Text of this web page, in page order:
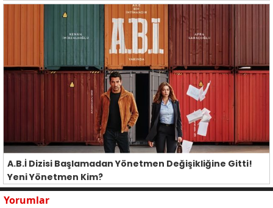
A.B.İ Dizisi Başlamadan Yönetmen Değişikliğine Gitti!
Yeni Yönetmen Kim?
Yorumlar